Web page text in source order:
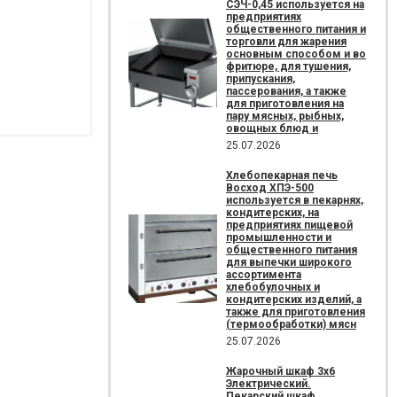
СЭЧ-0,45 используется на
предприятиях
общественного питания и
торговли для жарения
основным способом и во
фритюре, для тушения,
припускания,
пассерования, а также
для приготовления на
пару мясных, рыбных,
овощных блюд и
25.07.2026
Хлебопекарная печь
Восход ХПЭ-500
используется в пекарнях,
кондитерских, на
предприятиях пищевой
промышленности и
общественного питания
для выпечки широкого
ассортимента
хлебобулочных и
кондитерских изделий, а
также для приготовления
(термообработки) мясн
25.07.2026
Жарочный шкаф 3х6
Электрический.